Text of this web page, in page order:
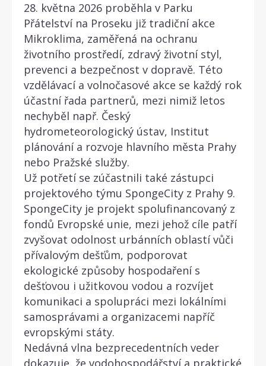
28. května 2026 proběhla v Parku
Přátelství na Proseku již tradiční akce
Mikroklima, zaměřená na ochranu
životního prostředí, zdravý životní styl,
prevenci a bezpečnost v dopravě. Této
vzdělávací a volnočasové akce se každý rok
účastní řada partnerů, mezi nimiž letos
nechyběl např. Český
hydrometeorologický ústav, Institut
plánování a rozvoje hlavního města Prahy
nebo Pražské služby.
Už potřetí se zúčastnili také zástupci
projektového týmu SpongeCity z Prahy 9.
SpongeCity je projekt spolufinancovaný z
fondů Evropské unie, mezi jehož cíle patří
zvyšovat odolnost urbánních oblastí vůči
přívalovým dešťům, podporovat
ekologické způsoby hospodaření s
dešťovou i užitkovou vodou a rozvíjet
komunikaci a spolupráci mezi lokálními
samosprávami a organizacemi napříč
evropskými státy.
Nedávná vlna bezprecedentních veder
dokazuje, že vodohospodářství a praktické